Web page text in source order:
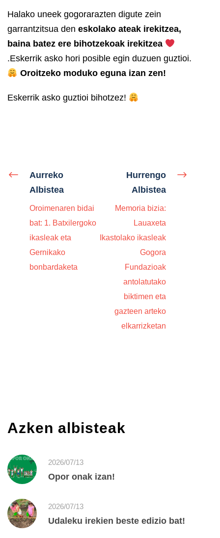
Halako uneek gogorarazten digute zein
garrantzitsua den eskolako ateak irekitzea,
baina batez ere bihotzekoak irekitzea
.Eskerrik asko hori posible egin duzuen guztioi.
Oroitzeko moduko eguna izan zen!
Eskerrik asko guztioi bihotzez!
Aurreko
Albistea
Oroimenaren bidai
bat: 1. Batxilergoko
ikasleak eta
Gernikako
bonbardaketa
Hurrengo
Albistea
Memoria bizia:
Lauaxeta
Ikastolako ikasleak
Gogora
Fundazioak
antolatutako
biktimen eta
gazteen arteko
elkarrizketan
Azken albisteak
2026/07/13
Opor onak izan!
2026/07/13
Udaleku irekien beste edizio bat!